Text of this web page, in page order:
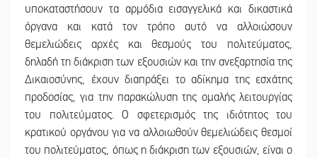
υποκαταστήσουν τα αρμόδια εισαγγελικά και δικαστικά
όργανα και κατά τον τρόπο αυτό να αλλοιώσουν
θεμελιώδεις αρχές και θεσμούς του πολιτεύματος,
δηλαδή τη διάκριση των εξουσιών και την ανεξαρτησία της
Δικαιοσύνης, έχουν διαπράξει το αδίκημα της εσχάτης
προδοσίας, για την παρακώλυση της ομαλής λειτουργίας
του πολιτεύματος. Ο σφετερισμός της ιδιότητος του
κρατικού οργάνου για να αλλοιωθούν θεμελιώδεις θεσμοί
του πολιτεύματος, όπως η διάκριση των εξουσιών, είναι ο